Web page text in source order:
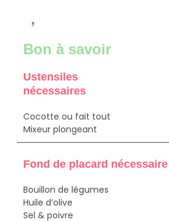
Bon à savoir
Ustensiles
nécessaires
Cocotte ou fait tout
Mixeur plongeant
Fond de placard nécessaire
Bouillon de légumes
Huile d’olive
Sel & poivre